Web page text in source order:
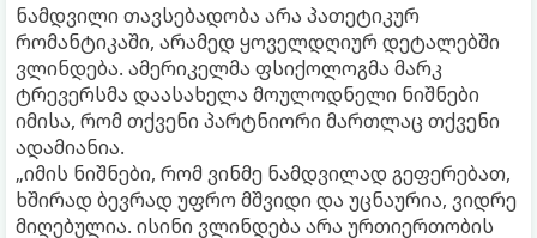
ნამდვილი თავსებადობა არა პათეტიკურ
რომანტიკაში, არამედ ყოველდღიურ დეტალებში
ვლინდება. ამერიკელმა ფსიქოლოგმა მარკ
ტრევერსმა დაასახელა მოულოდნელი ნიშნები
იმისა, რომ თქვენი პარტნიორი მართლაც თქვენი
ადამიანია.
„იმის ნიშნები, რომ ვინმე ნამდვილად გეფერებათ,
ხშირად ბევრად უფრო მშვიდი და უცნაურია, ვიდრე
მიღებულია. ისინი ვლინდება არა ურთიერთობის